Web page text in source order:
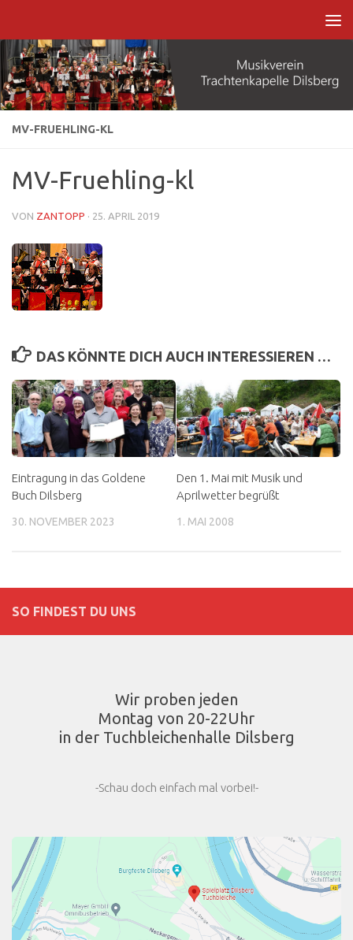
MV-FRUEHLING-KL
MV-Fruehling-kl
VON ZANTOPP · 25. APRIL 2019
DAS KÖNNTE DICH AUCH INTERESSIEREN …
Eintragung in das Goldene
Buch Dilsberg
30. NOVEMBER 2023
Den 1. Mai mit Musik und
Aprilwetter begrüßt
1. MAI 2008
SO FINDEST DU UNS
Wir proben jeden
Montag von 20-22Uhr
in der Tuchbleichenhalle Dilsberg
-Schau doch einfach mal vorbei!-